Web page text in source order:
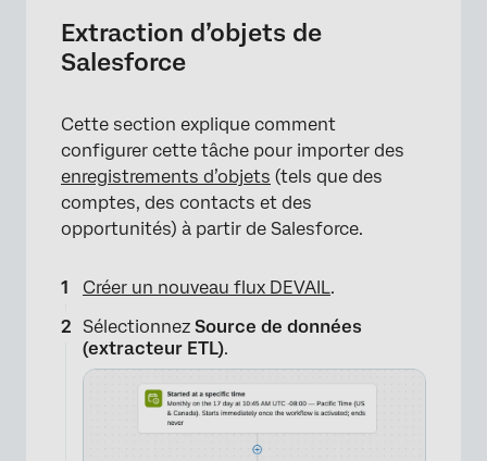
Extraction d’objets de
Salesforce
Cette section explique comment
configurer cette tâche pour importer des
enregistrements d’objets (tels que des
comptes, des contacts et des
opportunités) à partir de Salesforce.
Créer un nouveau flux DEVAIL.
Sélectionnez Source de données
(extracteur ETL).